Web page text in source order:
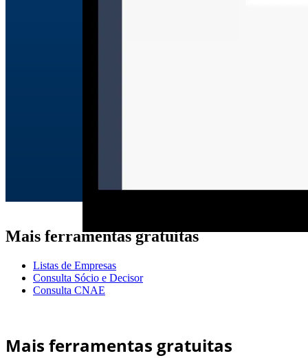
Mais ferramentas gratuitas
Listas de Empresas
Consulta Sócio e Decisor
Consulta CNAE
Mais ferramentas gratuitas